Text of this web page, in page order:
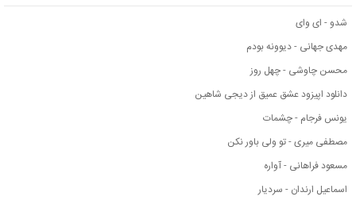
شدو - ای وای
مهدی جهانی - دیوونه بودم
محسن چاوشی - چهل روز
دانلود اپیزود عشق عمیق از دیجی شاهین
یونس فرجام - چشمات
مصطفی میری - تو ولی باور نکن
مسعود فراهانی - آواره
اسماعیل ارندان - سردیار